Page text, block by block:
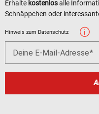
Erhalte kostenlosalle
Schnäppchen oder
Hinweis zum Datenschutz
Deine E-Mail-Adresse